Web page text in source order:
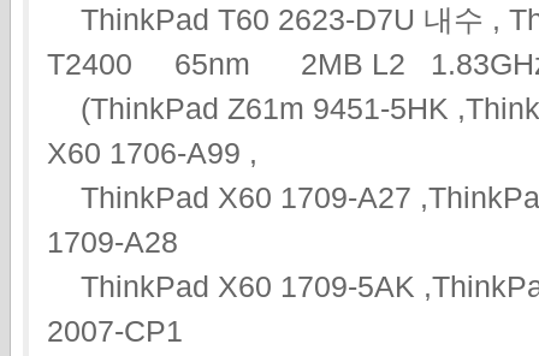
ThinkPad T60 2623-D7U 내수 ,
T2400 65nm 2MB L2
(ThinkPad Z61m 9451-5HK
X60 1706-A99 ,
ThinkPad X60 1709-A27
1709-A28
ThinkPad X60 1709-5AK
2007-CP1